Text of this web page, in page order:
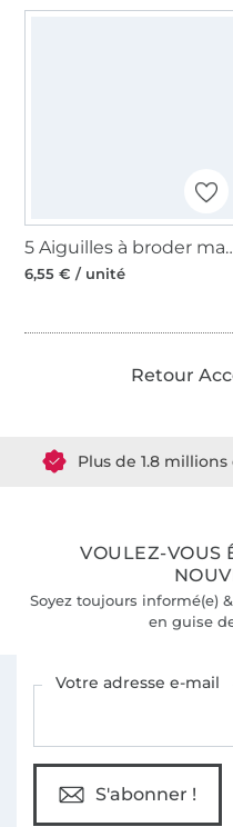
5 Aiguilles à broder
6,55 € / unité
Retour
Plus de 1.8
36
VOULEZ-VOUS
Soyez toujours informé(e)
en guise
Votre adresse e-mail
S'abonner !